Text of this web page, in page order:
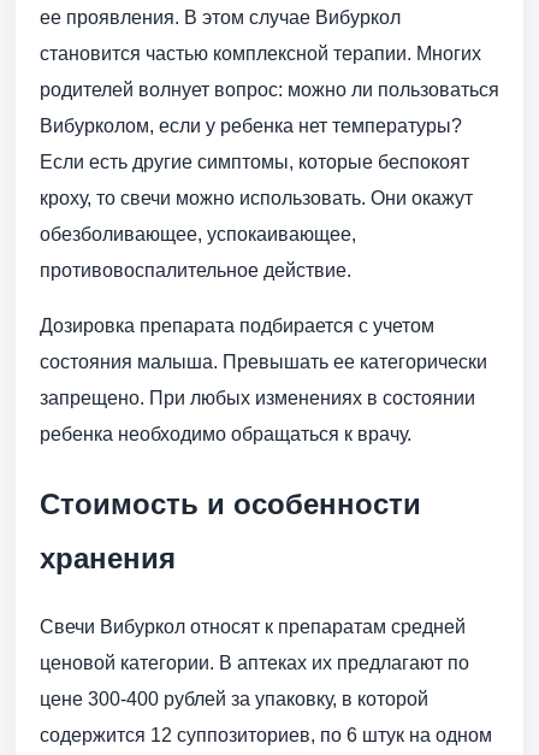
ее проявления. В этом случае Вибуркол
становится частью комплексной терапии. Многих
родителей волнует вопрос: можно ли пользоваться
Вибурколом, если у ребенка нет температуры?
Если есть другие симптомы, которые беспокоят
кроху, то свечи можно использовать. Они окажут
обезболивающее, успокаивающее,
противовоспалительное действие.
Дозировка препарата подбирается с учетом
состояния малыша. Превышать ее категорически
запрещено. При любых изменениях в состоянии
ребенка необходимо обращаться к врачу.
Стоимость и особенности
хранения
Свечи Вибуркол относят к препаратам средней
ценовой категории. В аптеках их предлагают по
цене 300-400 рублей за упаковку, в которой
содержится 12 суппозиториев, по 6 штук на одном